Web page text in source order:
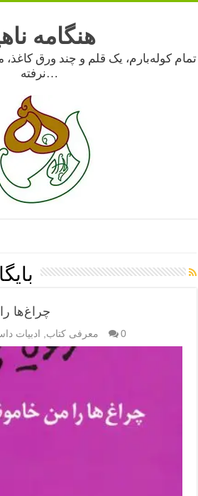
هنگامه
تمام کوله‌بارم، یک قلم و چند ورق
نرفته…
چراغ‌ها
معرفی کتاب ادبیات 0